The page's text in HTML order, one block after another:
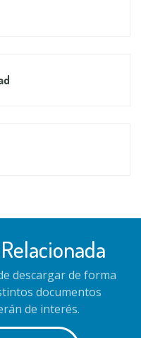
descargar de forma
documentos
de interés.